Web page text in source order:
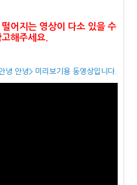
어지는 영상이 다소 있을 수
해주세요.
녕 안녕> 미리보기용 동영상입니다.